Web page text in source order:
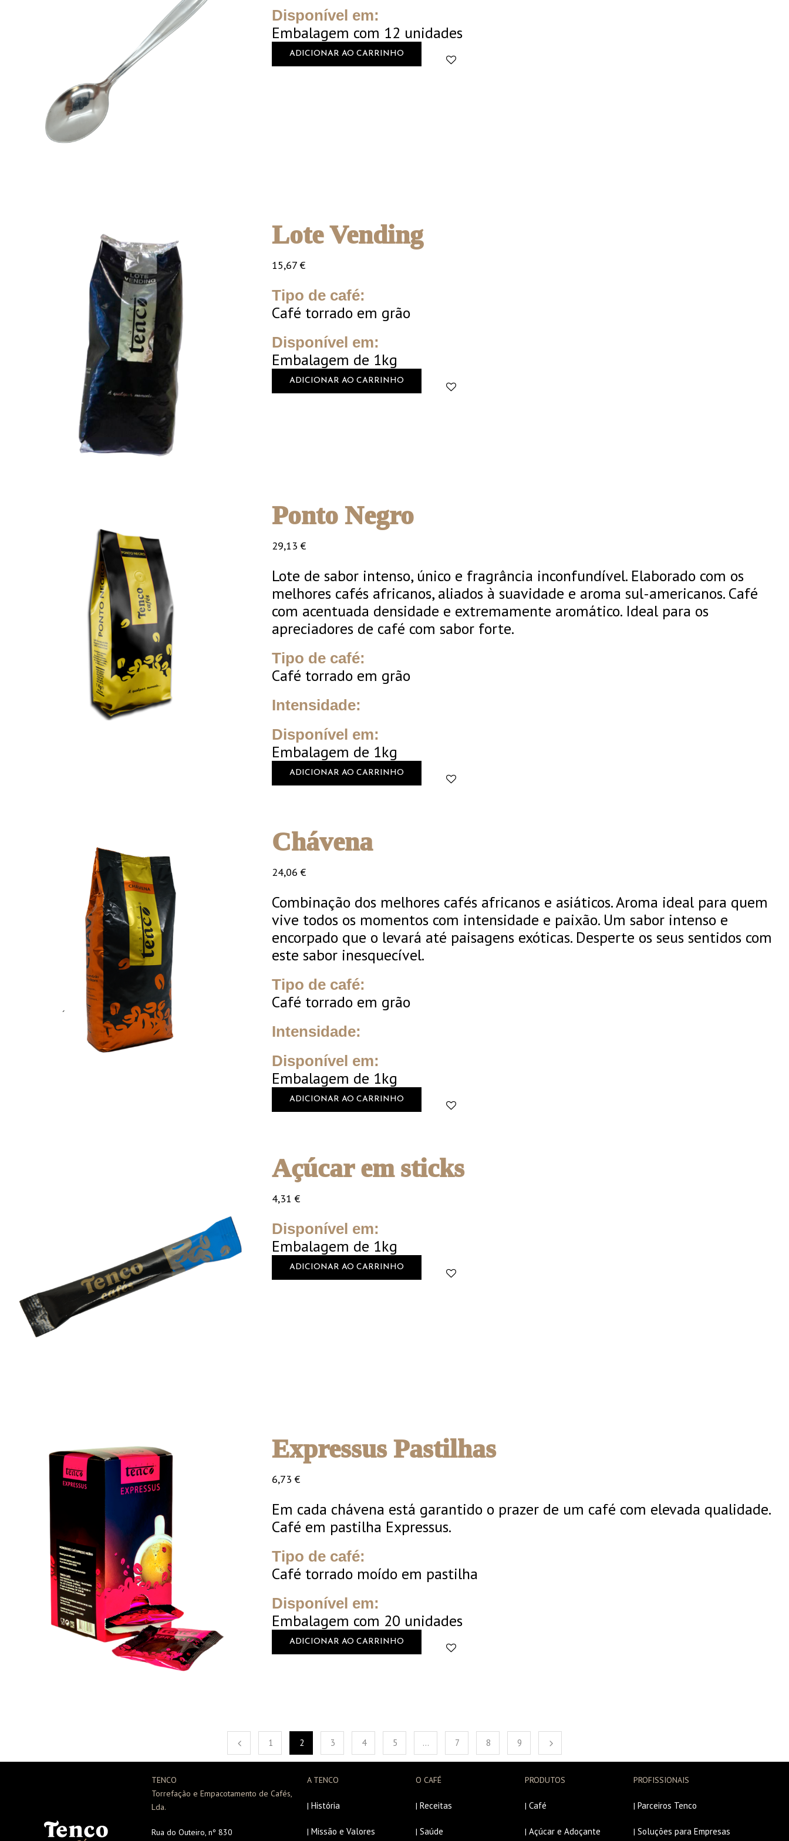
Disponível em:
Embalagem com 12 unidades
ADICIONAR AO CARRINHO
Lote Vending
15,67€
Tipo de café:
Café torrado em grão
Disponível em:
Embalagem de 1kg
ADICIONAR AO CARRINHO
Ponto Negro
29,13€
Lote de sabor intenso, único e fragrância inconfundível. Elaborado com os
melhores cafés africanos, aliados à suavidade e aroma sul-americanos. Café
com acentuada densidade e extremamente aromático. Ideal para os
apreciadores de café com sabor forte.
Tipo de café:
Café torrado em grão
Intensidade:
Disponível em:
Embalagem de 1kg
ADICIONAR AO CARRINHO
Chávena
24,06€
Combinação dos melhores cafés africanos e asiáticos. Aroma ideal para quem
vive todos os momentos com intensidade e paixão. Um sabor intenso e
encorpado que o levará até paisagens exóticas. Desperte os seus sentidos com
este sabor inesquecível.
Tipo de café:
Café torrado em grão
Intensidade:
Disponível em:
Embalagem de 1kg
ADICIONAR AO CARRINHO
Açúcar em sticks
4,31€
Disponível em:
Embalagem de 1kg
ADICIONAR AO CARRINHO
Expressus Pastilhas
6,73€
Em cada chávena está garantido o prazer de um café com elevada qualidade.
Café em pastilha Expressus.
Tipo de café:
Café torrado moído em pastilha
Disponível em:
Embalagem com 20 unidades
ADICIONAR AO CARRINHO
1 2 3 4 5 … 7 8 9
TENCO
Torrefação e Empacotamento de Cafés,
Lda.
Rua do Outeiro, nº 830
A TENCO
|História
|Missão e Valores
O CAFÉ
|Receitas
|Saúde
PRODUTOS
| Café
| Açúcar e Adoçante
PROFISSIONAIS
|Parceiros Tenco
|Soluções para Empresas